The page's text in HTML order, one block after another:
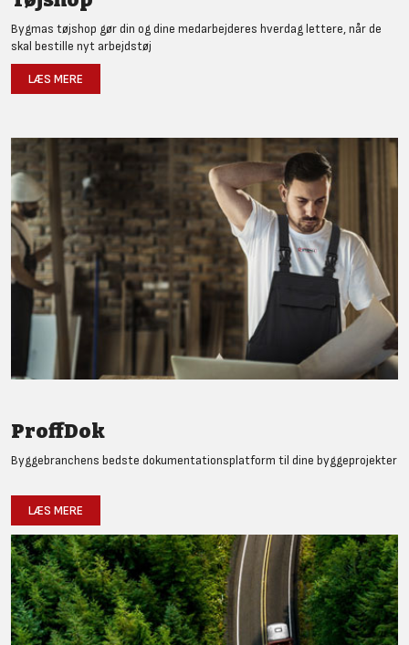
Bygmas tøjshop gør din og dine medarbejderes hverdag lettere, når de
skal bestille nyt arbejdstøj
LÆS MERE
ProffDok
Byggebranchens bedste dokumentationsplatform til dine byggeprojekter
LÆS MERE